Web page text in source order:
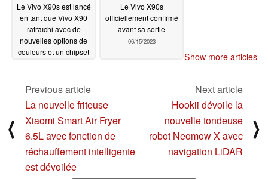
Le Vivo X90s est lancé
en tant que Vivo X90
rafraîchi avec de
nouvelles options de
couleurs et un chipset
06/27/2023
Le Vivo X90s
officiellement confirmé
avant sa sortie
06/15/2023
Show more articles
⟨
Previous article
La nouvelle friteuse
Xiaomi Smart Air Fryer
6.5L avec fonction de
réchauffement intelligente
est dévoilée
Next article
Hookii dévoile la
nouvelle tondeuse
robot Neomow X avec
navigation LiDAR
⟩